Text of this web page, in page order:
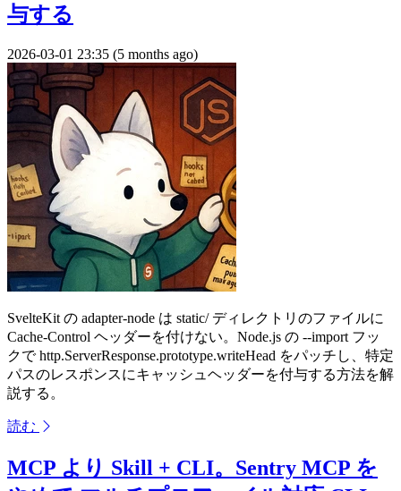
与する
2026-03-01 23:35 (5 months ago)
SvelteKit の adapter-node は static/ ディレクトリのファイルに
Cache-Control ヘッダーを付けない。Node.js の --import フッ
クで http.ServerResponse.prototype.writeHead をパッチし、特定
パスのレスポンスにキャッシュヘッダーを付与する方法を解
説する。
読む
MCP より Skill + CLI。Sentry MCP を